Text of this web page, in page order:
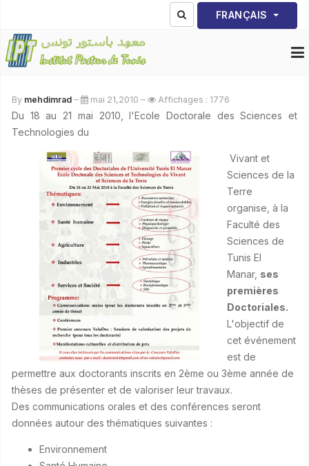
Sélectionnez votre
FRANÇAIS
By mehdimrad mai 21,2010 Affichages : 1776
Du 18 au 21 mai 2010, l'Ecole Doctorale des Sciences et
Technologies du
Vivant et
Sciences de la
Terre
organise, à la
Faculté des
Sciences de
Tunis El
Manar, ses
premières
Doctoriales.
L'objectif de
cet événement
est de
permettre aux doctorants inscrits en 2ème ou 3ème année de
thèses de présenter et de valoriser leur travaux.
Des communications orales et des conférences seront
données autour des thématiques suivantes :
Environnement